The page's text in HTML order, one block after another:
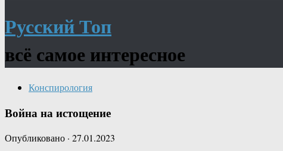
Русский Топ
всё самое интересное
Конспирология
Война на истощение
Опубликовано · 27.01.2023